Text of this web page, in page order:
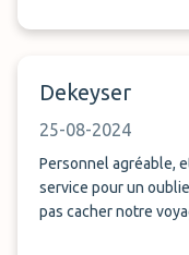
Dekeyser
25-08-2024
Personnel agréable,
service pour un